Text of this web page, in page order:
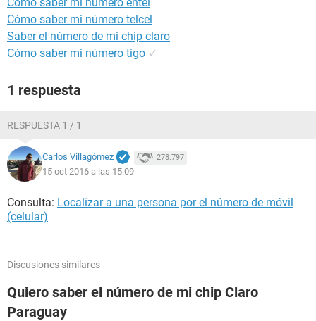
Cómo saber mi número telcel
Saber el número de mi chip claro
Cómo saber mi número tigo ✓
1 respuesta
RESPUESTA 1 / 1
Carlos Villagómez 278.797
15 oct 2016 a las 15:09
Consulta: Localizar a una persona por el número de móvil
(celular)
Discusiones similares
Quiero saber el número de mi chip Claro
Paraguay